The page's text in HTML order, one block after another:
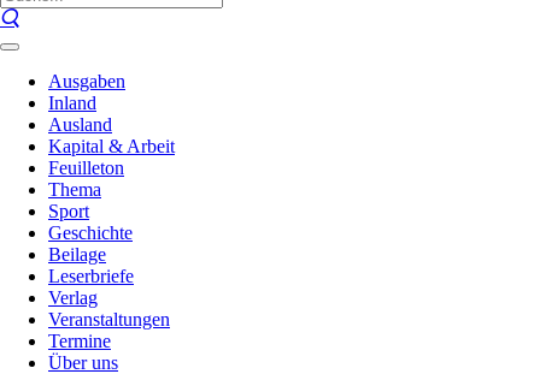
Ausgaben
Inland
Ausland
Kapital & Arbeit
Feuilleton
Thema
Sport
Geschichte
Beilage
Leserbriefe
Verlag
Veranstaltungen
Termine
Über uns